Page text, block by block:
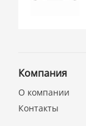
Компания
О компании
Контакты